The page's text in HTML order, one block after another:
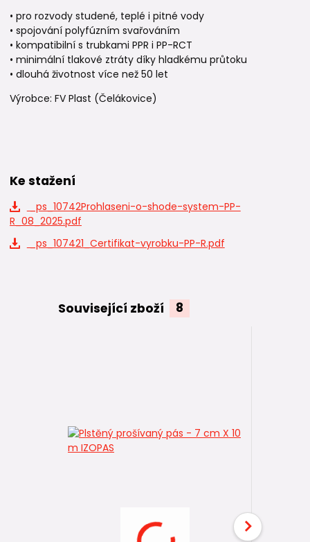
• pro rozvody studené, teplé i pitné vody
• spojování polyfúzním svařováním
• kompatibilní s trubkami PPR i PP-RCT
• minimální tlakové ztráty díky hladkému průtoku
• dlouhá životnost více než 50 let
Výrobce: FV Plast (Čelákovice)
Ke stažení
_ps_10742Prohlaseni-o-shode-system-PP-
R_08_2025.pdf
_ps_107421_Certifikat-vyrobku-PP-R.pdf
Související zboží 8